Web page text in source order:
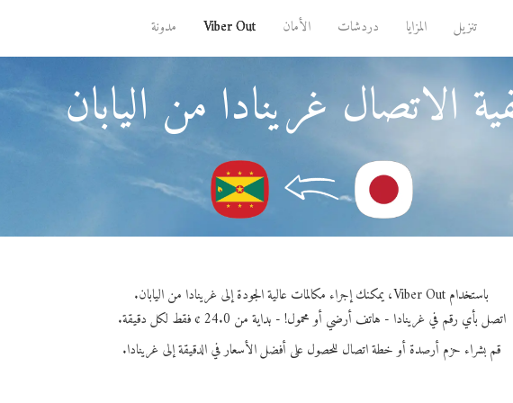
تنزيل المزايا دردشات الأمان Viber Out مدونة
الاتصال غرينادا من اليابان
باستخدام Viber Out، يمكنك إجراء مكالمات عالية الجودة إلى غرينادا من اليابان.
اتصل بأي رقم في غرينادا - هاتف أرضي أو محمول! - بداية من 24.0 ¢ فقط لكل دقيقة.
قم بشراء حزم أرصدة أو خطة اتصال للحصول على أفضل الأسعار في الدقيقة إلى غرينادا.